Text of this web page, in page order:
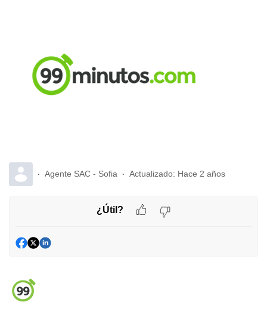
Agente SAC - Sofia Actualizado: Hace 2 años
¿Útil?